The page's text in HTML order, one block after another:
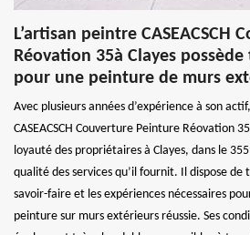
L’artisan peintre CASEACSCH
Réovation 35à Clayes
pour une peinture de murs
Avec plusieurs années d’expérience à son
CASEACSCH Couverture Peinture Réovation
loyauté des propriétaires à Clayes, dans le
qualité des services qu’il fournit. Il dispose de
savoir-faire et les expériences nécessaires
peinture sur murs extérieurs réussie. Ses